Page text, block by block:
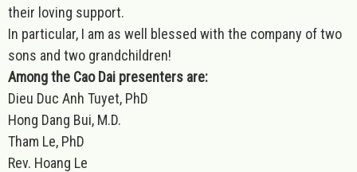
their loving support.
In particular, I am as well blessed with the company of two
sons and two grandchildren!
Among the Cao Dai presenters are:
Dieu Duc Anh Tuyet, PhD
Hong Dang Bui, M.D.
Tham Le, PhD
Rev. Hoang Le